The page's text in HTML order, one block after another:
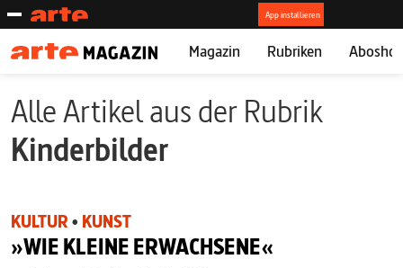
Magazin Rubriken
Alle Artikel aus der Rubrik
Kinderbilder
KULTUR • KUNST
»WIE KLEINE ERWACHSENE«